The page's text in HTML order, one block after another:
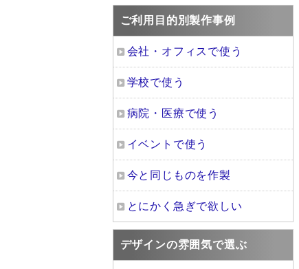
ご利用目的別製作事例
会社・オフィスで使う
学校で使う
病院・医療で使う
イベントで使う
今と同じものを作製
とにかく急ぎで欲しい
デザインの雰囲気で選ぶ